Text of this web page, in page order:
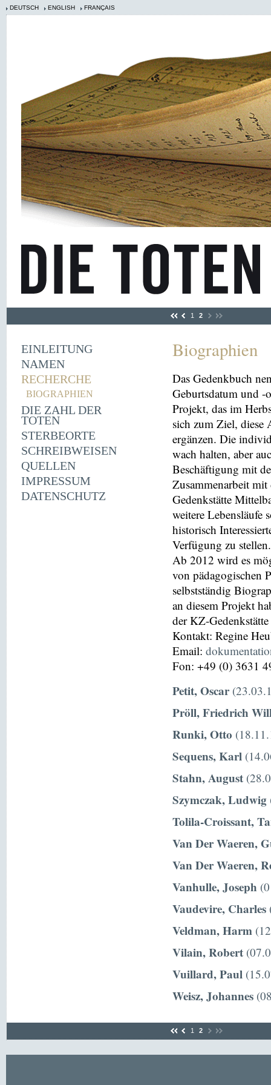
DEUTSCH ENGLISH FRANÇAIS
1 2
EINLEITUNG
NAMEN
RECHERCHE
BIOGRAPHIEN
DIE ZAHL DER
TOTEN
STERBEORTE
SCHREIBWEISEN
QUELLEN
IMPRESSUM
DATENSCHUTZ
Biographien
Das Gedenkbuch
Geburtsdatum und -
Projekt, das im
sich zum Ziel, diese
ergänzen. Die
wach halten, aber
Beschäftigung mit
Zusammenarbeit
Gedenkstätte
weitere Lebensläufe
historisch
Verfügung zu stellen.
Ab 2012 wird es
von pädagogischen
selbstständig
an diesem Projekt
der KZ-
Kontakt: Regine
Email:
Fon: +49 (0) 3631
Petit, Oscar
Pröll, Friedrich
Runki, Otto
Sequens, Karl
Stahn, August
Szymczak, Ludwig
Tolila-Croissant,
Van Der Waeren,
Van Der Waeren,
Vanhulle, Joseph
Vaudevire, Charles
Veldman, Harm
Vilain, Robert
Vuillard, Paul
Weisz, Johannes
1 2